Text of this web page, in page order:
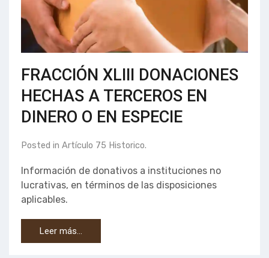
FRACCIÓN XLIII DONACIONES
HECHAS A TERCEROS EN
DINERO O EN ESPECIE
Posted in Artículo 75 Historico.
Información de donativos a instituciones no
lucrativas, en términos de las disposiciones
aplicables.
Leer más…